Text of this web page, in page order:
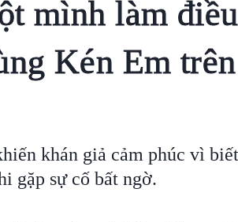
mình làm
Kén Em
khán giả cảm phúc vì
gặp sự cố bất ngờ.